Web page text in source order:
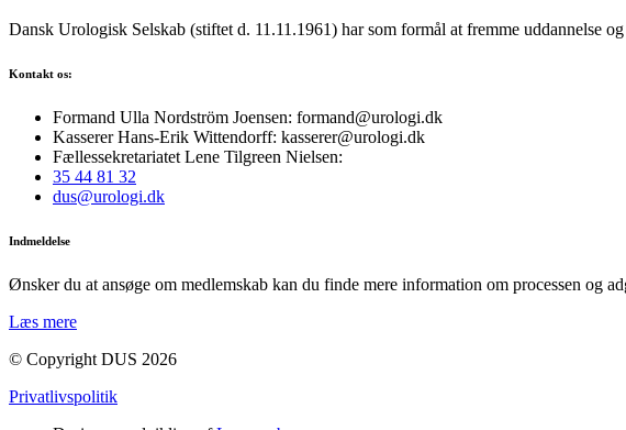
Dansk Urologisk Selskab (stiftet d. 11.11.1961) har som formål at fremme
Kontakt os:
Formand Ulla Nordström Joensen: formand@urologi.dk
Kasserer Hans-Erik Wittendorff: kasserer@urologi.dk
Fællessekretariatet Lene Tilgreen Nielsen:
35 44 81 32
dus@urologi.dk
Indmeldelse
Ønsker du at ansøge om medlemskab kan du finde mere information om processen og
Læs mere
© Copyright DUS 2026
Privatlivspolitik